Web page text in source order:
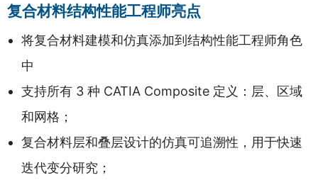
复合材料结构性能工程师亮点
将复合材料建模和仿真添加到结构性能工程师角色
中
支持所有 3 种 CATIA Composite 定义：层、区域
和网格；
复合材料层和叠层设计的仿真可追溯性，用于快速
迭代变分研究；